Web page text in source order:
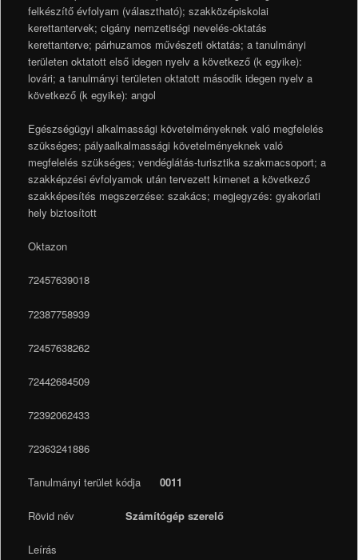
felkészítő évfolyam (választható); szakközépiskolai
kerettantervek; cigány nemzetiségi nevelés-oktatás
kerettanterve; párhuzamos művészeti oktatás; a tanulmányi
területen oktatott első idegen nyelv a következő (k egyike):
lovári; a tanulmányi területen oktatott második idegen nyelv a
következő (k egyike): angol
Egészségügyi alkalmassági követelményeknek való megfelelés
szükséges; pályaalkalmassági követelményeknek való
megfelelés szükséges; vendéglátás-turisztika szakmacsoport; a
szakképzési évfolyamok után tervezett kimenet a következő
szakképesítés megszerzése: szakács; megjegyzés: gyakorlati
hely biztosított
Oktazon
72457639018
72387758939
72457638262
72442684509
72392062433
72363241886
Tanulmányi terület kódja 0011
Rövid név Számítógép szerelő
Leírás